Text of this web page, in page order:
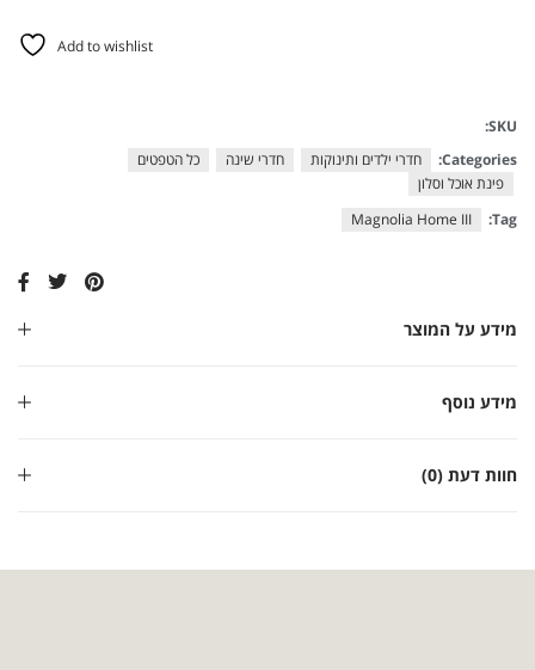
Add to wishlist
מידע על המוצר
מידע נוסף
חוות דעת (0)
SKU:
Categories:
חדרי ילדים ותינוקות חדרי שינה
כל הטפטים
פינת אוכל וסלון
Tag:
Magnolia Home III